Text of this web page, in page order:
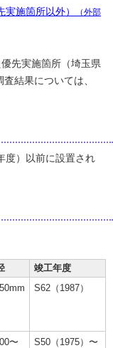
施箇所以外）
（外部
先実施箇所（埼玉県
結果については、
）以前に設置され
竣工年度
S62（1987）
〜
S50（1975）〜